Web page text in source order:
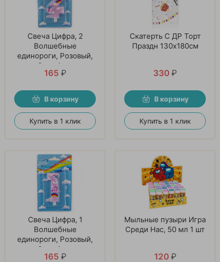
Свеча Цифра, 2
Волшебные
единороги, Розовый,
9 см, 1 шт
165 ₽
В корзину
Купить в 1 клик
Скатерть С ДР Торт
Праздн 130х180см
330 ₽
В корзину
Купить в 1 клик
Свеча Цифра, 1
Волшебные
единороги, Розовый,
9 см, 1 шт
165 ₽
Мыльные пузыри Игра
Среди Нас, 50 мл 1 шт
120 ₽